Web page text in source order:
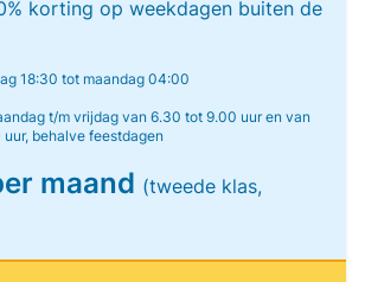
korting op weekdagen buiten de
18:30 tot maandag 04:00
t/m vrijdag van 6.30 tot 9.00 uur en van
behalve feestdagen
maand (tweede klas,